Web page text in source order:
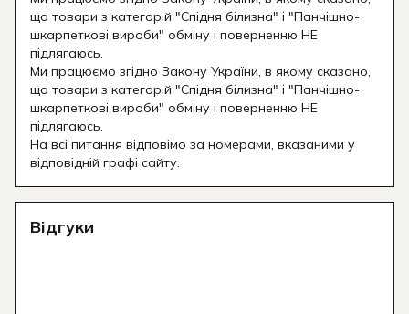
що товари з категорій "Спідня білизна" і "Панчішно-
шкарпеткові вироби" обміну і поверненню НЕ
підлягаюсь.
Ми працюємо згідно Закону України, в якому сказано,
що товари з категорій "Спідня білизна" і "Панчішно-
шкарпеткові вироби" обміну і поверненню НЕ
підлягаюсь.
На всі питання відповімо за номерами, вказаними у
відповідній графі сайту.
Відгуки